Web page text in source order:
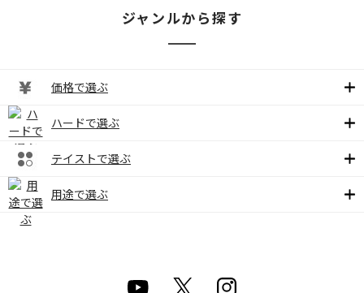
ジャンルから探す
価格で選ぶ
ハードで選ぶ
テイストで選ぶ
用途で選ぶ